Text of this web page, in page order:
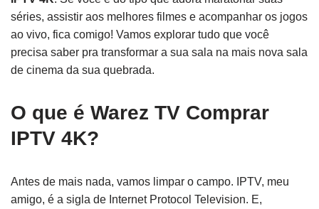
séries, assistir aos melhores filmes e acompanhar os jogos
ao vivo, fica comigo! Vamos explorar tudo que você
precisa saber pra transformar a sua sala na mais nova sala
de cinema da sua quebrada.
O que é Warez TV Comprar
IPTV 4K?
Antes de mais nada, vamos limpar o campo. IPTV, meu
amigo, é a sigla de Internet Protocol Television. E,